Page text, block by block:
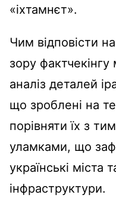
«іхтамнєт».
Чим відповісти
зору
аналіз деталей
що зроблені на
порівняти їх з
уламками, що
українські міста
інфраструктури.